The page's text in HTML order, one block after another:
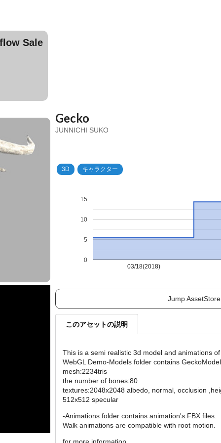
Sale
Gecko
JUNNICHI SUKO
3D キャラクター
03/18(2018)
0
5
10
15
Jump AssetStore
このアセットの説明
This is a semi realistic 3d model and animations of
WebGL Demo-Models folder contains
mesh:2234tris
the number of bones:80
textures:2048x2048 albedo, normal, occlusion
512x512 specular
-Animations folder contains animation's FBX files.
Walk animations are compatible with root motion.
for more information